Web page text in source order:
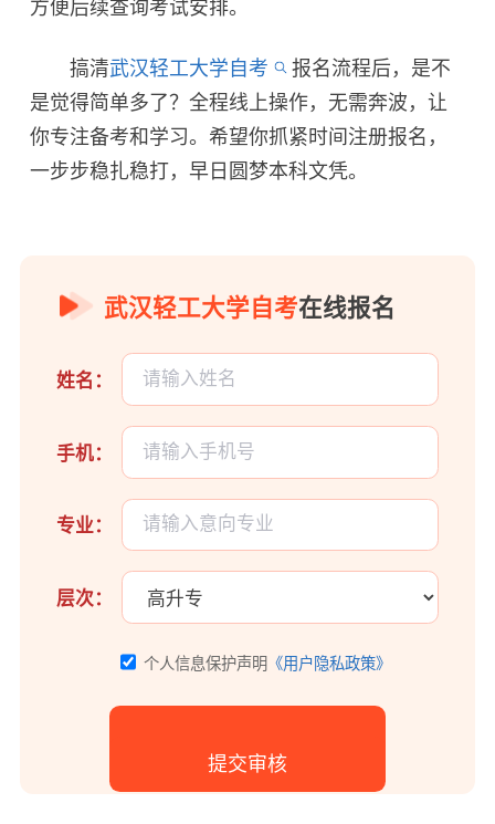
方便后续查询考试安排。
搞清武汉轻工大学自考
报名流程后，是不
是觉得简单多了？全程线上操作，无需奔波，让
你专注备考和学习。希望你抓紧时间注册报名，
一步步稳扎稳打，早日圆梦本科文凭。
武汉轻工大学自考在线报名
姓名：
手机：
专业：
层次：
个人信息保护声明 《用户隐私政策》